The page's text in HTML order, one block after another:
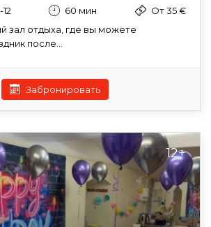
12 60 мин
От 35 €
зал отдыха, где вы можете
после...
Забронировать
12+